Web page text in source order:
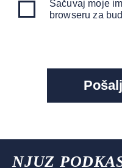
Sačuvaj moje
browseru za
NJUZ